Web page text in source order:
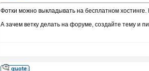
Фотки можно выкладывать на бесплатном
А зачем ветку делать на форуме, создайте тему и